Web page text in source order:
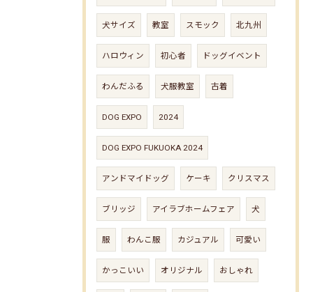
犬サイズ 教室 スモック 北九州
ハロウィン 初心者 ドッグイベント
わんだふる 犬服教室 古着
DOG EXPO 2024
DOG EXPO FUKUOKA 2024
アンドマイドッグ ケーキ クリスマス
ブリッジ アイラブホームフェア 犬
服 わんこ服 カジュアル 可愛い
かっこいい オリジナル おしゃれ